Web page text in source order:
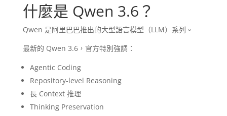
什麼是 Qwen 3.6？
Qwen 是阿里巴巴推出的大型語言模型（LLM）系列。
最新的 Qwen 3.6，官方特別強調：
Agentic Coding
Repository-level Reasoning
長 Context 推理
Thinking Preservation